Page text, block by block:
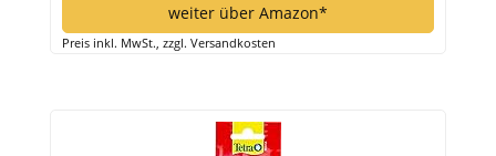
weiter über Amazon*
Preis inkl. MwSt., zzgl. Versandkosten